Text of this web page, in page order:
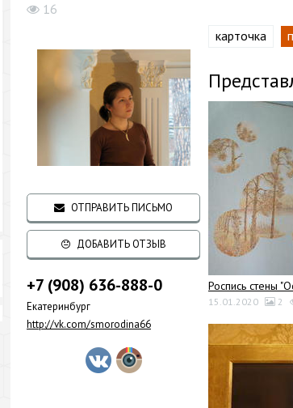
16
ОТПРАВИТЬ ПИСЬМО
ДОБАВИТЬ ОТЗЫВ
+7 (908) 636-888-0
Екатеринбург
http://vk.com/smorodina66
карточка
Роспись стены
15.01.2020 2